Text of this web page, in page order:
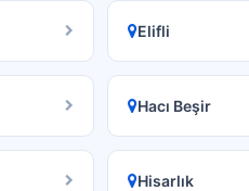
Elifli
Hacı Beşir
Hisarlık